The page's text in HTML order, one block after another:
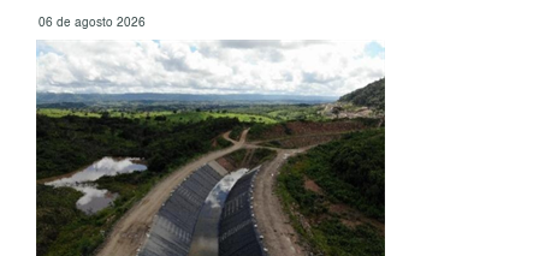
06 de agosto 2026